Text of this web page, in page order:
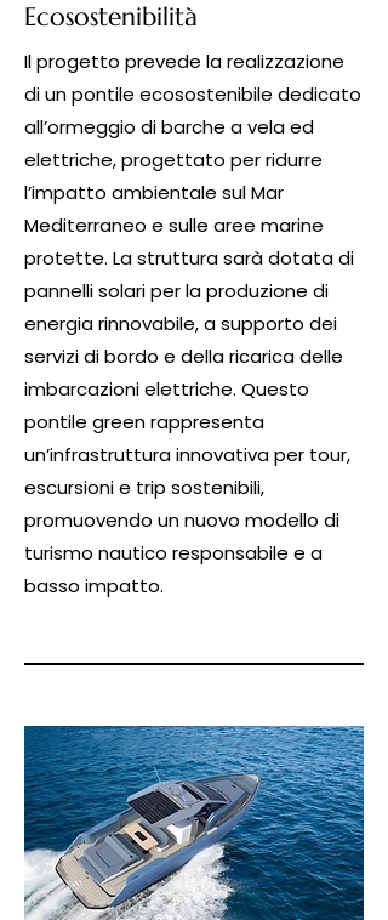
Ecosostenibilità
Il progetto prevede la realizzazione
di un pontile ecosostenibile dedicato
all’ormeggio di barche a vela ed
elettriche, progettato per ridurre
l’impatto ambientale sul Mar
Mediterraneo e sulle aree marine
protette. La struttura sarà dotata di
pannelli solari per la produzione di
energia rinnovabile, a supporto dei
servizi di bordo e della ricarica delle
imbarcazioni elettriche. Questo
pontile green rappresenta
un’infrastruttura innovativa per tour,
escursioni e trip sostenibili,
promuovendo un nuovo modello di
turismo nautico responsabile e a
basso impatto.